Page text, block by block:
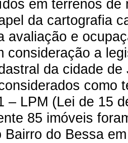
em terrenos
da cartografia
avaliação e
consideração a
da cidade
como
– LPM (Lei de 15
85 imóveis
Bairro do Bessa